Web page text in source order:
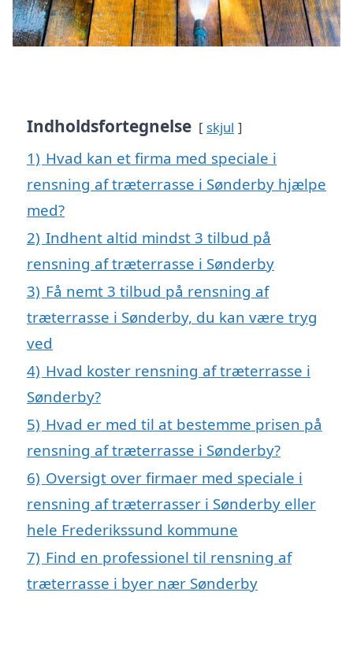
Indholdsfortegnelse skjul
1) Hvad kan et firma med speciale i
rensning af træterrasse i Sønderby hjælpe
med?
2) Indhent altid mindst 3 tilbud på
rensning af træterrasse i Sønderby
3) Få nemt 3 tilbud på rensning af
træterrasse i Sønderby, du kan være tryg
ved
4) Hvad koster rensning af træterrasse i
Sønderby?
5) Hvad er med til at bestemme prisen på
rensning af træterrasse i Sønderby?
6) Oversigt over firmaer med speciale i
rensning af træterrasser i Sønderby eller
hele Frederikssund kommune
7) Find en professionel til rensning af
træterrasse i byer nær Sønderby